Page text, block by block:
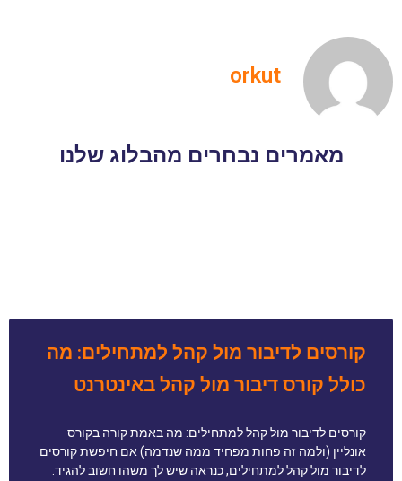
orkut
מאמרים נבחרים מהבלוג שלנו
קורסים לדיבור מול קהל למתחילים: מה
כולל קורס דיבור מול קהל באינטרנט
קורסים לדיבור מול קהל למתחילים: מה באמת קורה בקורס
אונליין (ולמה זה פחות מפחיד ממה שנדמה) אם חיפשת קורסים
לדיבור מול קהל למתחילים, כנראה שיש לך משהו חשוב להגיד.